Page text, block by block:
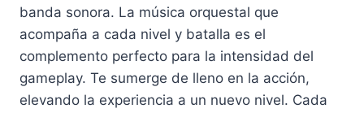
banda sonora. La música orquestal que
acompaña a cada nivel y batalla es el
complemento perfecto para la intensidad del
gameplay. Te sumerge de lleno en la acción,
elevando la experiencia a un nuevo nivel. Cada